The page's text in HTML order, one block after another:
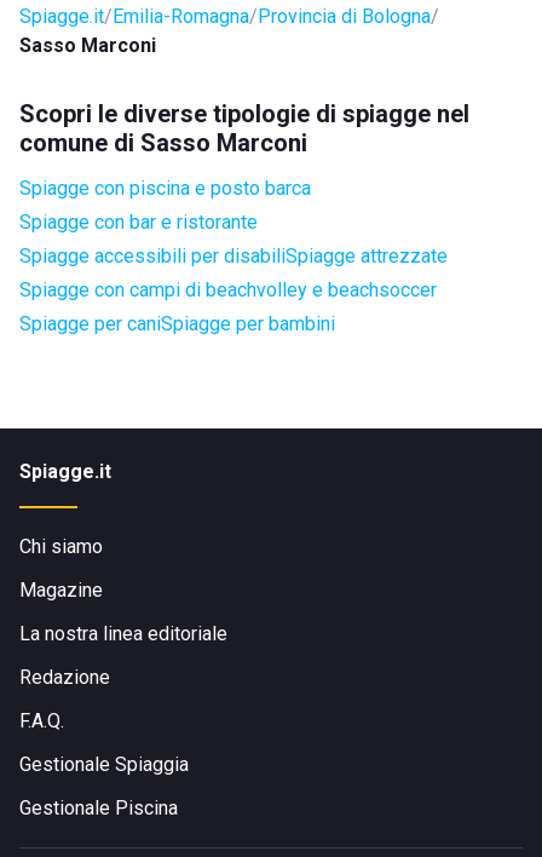
Spiagge.it Emilia-Romagna Provincia di Bologna
Sasso Marconi
Scopri le diverse tipologie di spiagge nel
comune di Sasso Marconi
Spiagge con piscina e posto barca
Spiagge con bar e ristorante
Spiagge accessibili per disabiliSpiagge attrezzate
Spiagge con campi di beachvolley e beachsoccer
Spiagge per caniSpiagge per bambini
Spiagge.it
Chi siamo
Magazine
La nostra linea editoriale
Redazione
F.A.Q.
Gestionale Spiaggia
Gestionale Piscina